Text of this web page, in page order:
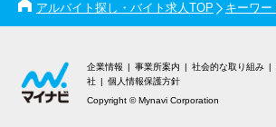
アルバイト探し・バイト求人TOP キーワー
企業情報 事業所案内 社会的な取り組み
社
個人情報保護方針
Copyright © Mynavi Corporation